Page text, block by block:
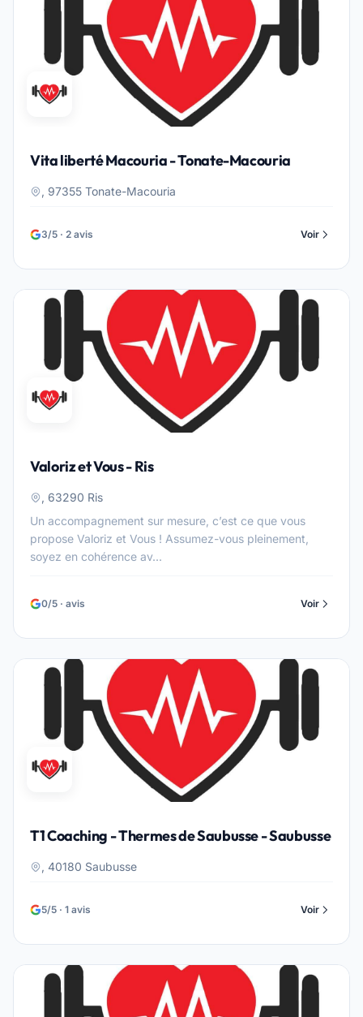
Vita liberté Macouria - Tonate-Macouria
, 97355 Tonate-Macouria
3/5 · 2 avis Voir
Valoriz et Vous - Ris
, 63290 Ris
Un accompagnement sur mesure, c’est ce que vous
propose Valoriz et Vous ! Assumez-vous pleinement,
soyez en cohérence av...
0/5 · avis Voir
T1 Coaching - Thermes de Saubusse - Saubusse
, 40180 Saubusse
5/5 · 1 avis Voir